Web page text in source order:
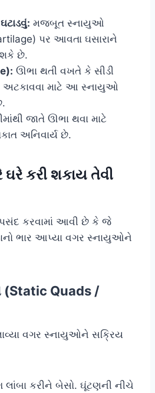
મજબૂત સ્નાયુઓ
પર આવતા ઘસારાને
શકે છે.
ઊભા થતી વખતે કે સીડી
અટકાવવા માટે આ સ્નાયુઓ
જાતે ઊભા થવા માટે
અનિવાર્ય છે.
કરી શકાય તેવી
કરવામાં આવી છે કે જે
ભાર આપ્યા વગર સ્નાયુઓને
(Static Quads /
વગર સ્નાયુઓને સક્રિય
કરીને બેસો. ઘૂંટણની નીચે